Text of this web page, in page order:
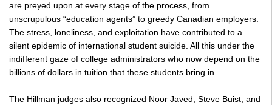
are preyed upon at every stage of the process, from
unscrupulous “education agents” to greedy Canadian employers.
The stress, loneliness, and exploitation have contributed to a
silent epidemic of international student suicide. All this under the
indifferent gaze of college administrators who now depend on the
billions of dollars in tuition that these students bring in.
The Hillman judges also recognized Noor Javed, Steve Buist, and